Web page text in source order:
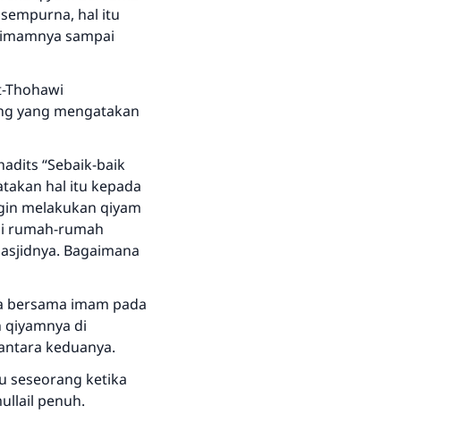
hal itu
sampai
Thohawi
yang mengatakan
“Sebaik-baik
hal itu kepada
melakukan qiyam
rumah-rumah
Bagaimana
bersama imam pada
qiyamnya di
keduanya.
seseorang ketika
penuh.
umat
akan